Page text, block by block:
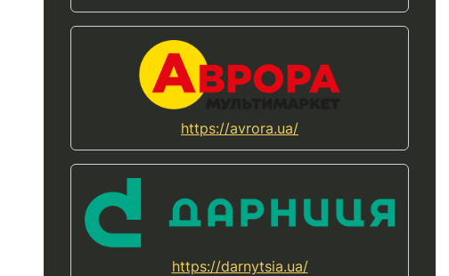
https://avrora.ua/
https://darnytsia.ua/